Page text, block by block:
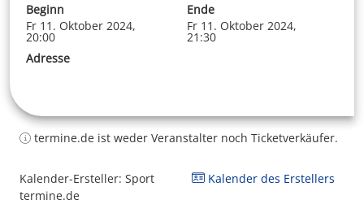
Beginn
Fr 11. Oktober 2024,
20:00
Ende
Fr 11. Oktober 2024,
21:30
Adresse
termine.de ist weder Veranstalter noch Ticketverkäufer.
Kalender-Ersteller: Sport
termine.de
Kalender des Erstellers